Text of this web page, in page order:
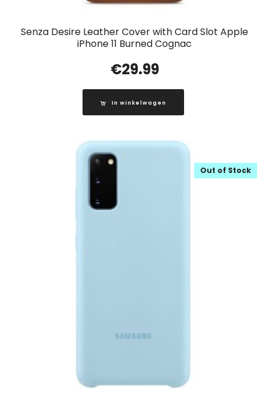
Senza Desire Leather Cover with Card Slot Apple
iPhone 11 Burned Cognac
€29.99
In winkelwagen
Out of Stock